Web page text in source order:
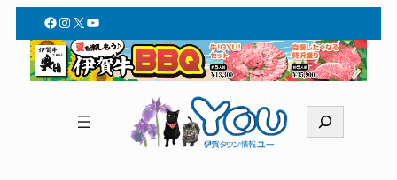
Facebook
Instagram
X YouTube
索